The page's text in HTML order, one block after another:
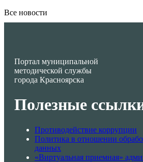
Все новости
Портал муниципальной
методической службы
города Красноярска
Полезные
Противодействие коррупции
Политика в отношении
данных
«Виртуальная приемная»